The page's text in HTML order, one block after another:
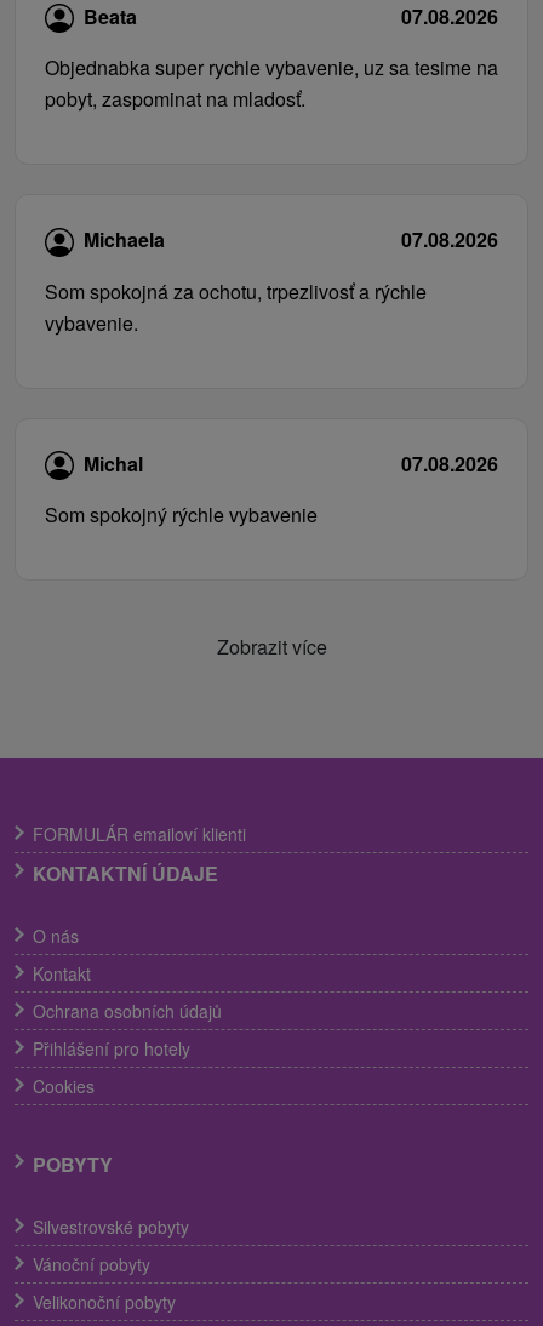
Beata
07.08.2026
Objednabka super rychle vybavenie, uz sa tesime na
pobyt, zaspominat na mladosť.
Michaela
07.08.2026
Som spokojná za ochotu, trpezlivosť a rýchle
vybavenie.
Michal
07.08.2026
Som spokojný rýchle vybavenie
Zobrazit více
FORMULÁR emailoví klienti
KONTAKTNÍ ÚDAJE
O nás
Kontakt
Ochrana osobních údajů
Přihlášení pro hotely
Cookies
POBYTY
Silvestrovské pobyty
Vánoční pobyty
Velikonoční pobyty